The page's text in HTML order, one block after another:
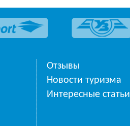
Отзывы
Новости туризма
Интересные статьи